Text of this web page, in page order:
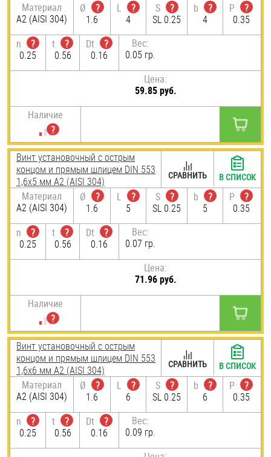
Материал
А2 (AISI 304)
Ø
?
1.6
L
?
4
S
?
SL 0.25
b
?
4
P
?
0.35
n
?
0.25
t
?
0.56
Dt
?
0.16
Вес:
0.05 гр.
Цена:
59.85 руб.
Наличие
Винт установочный с острым
концом и прямым шлицем DIN 553
1,6х5 мм А2 (AISI 304)
Материал
А2 (AISI 304)
Ø
?
1.6
L
?
5
S
?
SL 0.25
b
?
5
P
?
0.35
n
?
0.25
t
?
0.56
Dt
?
0.16
Вес:
0.07 гр.
Цена:
71.96 руб.
Наличие
СРАВНИТЬ В СПИСОК
Винт установочный с острым
концом и прямым шлицем DIN 553
1,6х6 мм А2 (AISI 304)
Материал
А2 (AISI 304)
Ø
?
1.6
L
?
6
S
?
SL 0.25
b
?
6
P
?
0.35
n
?
0.25
t
?
0.56
Dt
?
0.16
Вес:
0.09 гр.
СРАВНИТЬ В СПИСОК